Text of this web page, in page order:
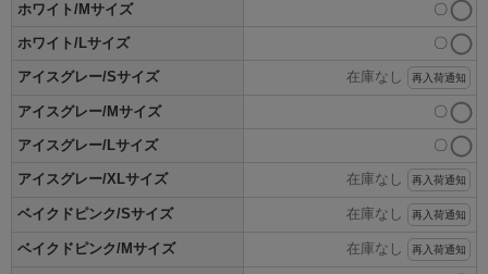
ホワイト/Mサイズ 〇
ホワイト/Lサイズ 〇
アイスグレー/Sサイズ 在庫なし 再入荷通知
アイスグレー/Mサイズ 〇
アイスグレー/Lサイズ 〇
アイスグレー/XLサイズ 在庫なし 再入荷通知
ベイクドピンク/Sサイズ 在庫なし 再入荷通知
ベイクドピンク/Mサイズ 在庫なし 再入荷通知